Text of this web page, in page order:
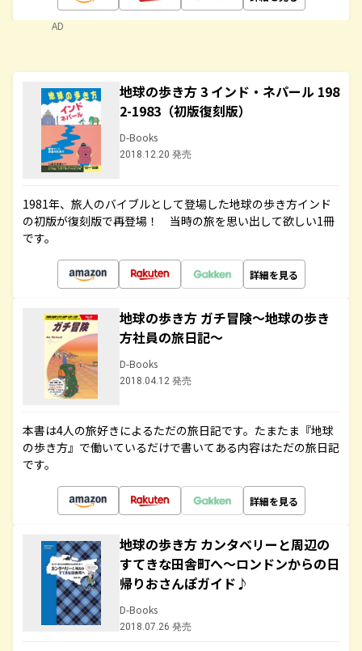
AD
地球の歩き方 3 インド・ネパール 198
2-1983（初版復刻版）
D-Books
2018.12.20 発売
1981年、旅人のバイブルとして登場した地球の歩き方インド
の初版が復刻版で再登場！ 当時の旅を思い出して欲しい1冊
です。
詳細を見る
地球の歩き方 ガチ冒険～地球の歩き
方社員の旅日記～
D-Books
2018.04.12 発売
本書は4人の旅好きによるただの旅日記です。たまたま『地球
の歩き方』で働いているだけで書いてある内容はただの旅日記
です。
詳細を見る
地球の歩き方 カンタベリーと周辺の
すてきな田舎町へ～ロンドンからの日
帰りおさんぽガイド♪
D-Books
2018.07.26 発売